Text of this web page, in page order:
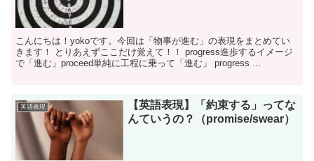
こんにちは！yokoです。今回は「物事が進む」の表現をまとめてい
きます！ とりあえずここだけ覚えて！！ progress進歩するイメージ
で「進む」proceed単純に工程に乗って「進む」 progress ...
英語表現
【英語表現】「約束する」ってな
んていうの？（promise/swear）